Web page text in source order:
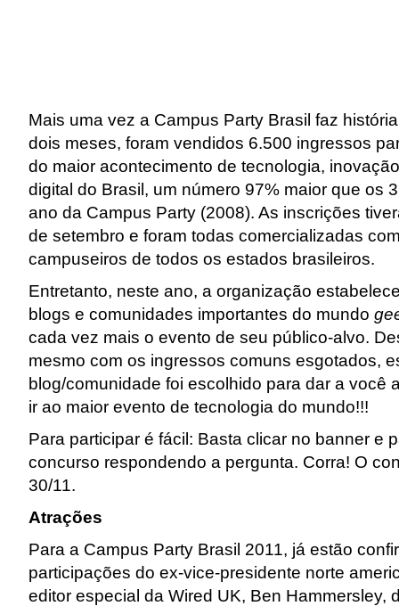
Mais uma vez a Campus Party Brasil faz
dois meses, foram vendidos 6.500 ingressos
do maior acontecimento de tecnologia,
digital do Brasil, um número 97% maior que os
ano da Campus Party (2008). As inscrições
de setembro e foram todas comercializadas
campuseiros de todos os estados brasileiros.
Entretanto, neste ano, a organização
blogs e comunidades importantes do mundo
cada vez mais o evento de seu público-alvo.
mesmo com os ingressos comuns esgotados,
blog/comunidade foi escolhido para dar a você
ir ao maior evento de tecnologia do mundo!!!
Para participar é fácil: Basta clicar no banner e
concurso respondendo a pergunta. Corra! O
30/11.
Atrações
Para a Campus Party Brasil 2011, já estão
participações do ex-vice-presidente norte
editor especial da Wired UK, Ben Hammersley,